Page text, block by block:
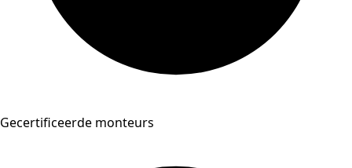
Gecertificeerde monteurs